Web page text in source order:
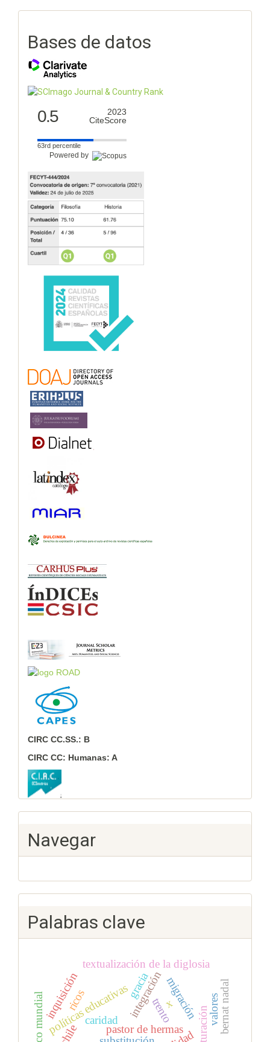
Bases de datos
0.5
2023
CiteScore
63rd percentile
Powered by
CIRC CC.SS.: B
CIRC CC: Humanas: A
Navegar
Palabras clave
x
políticas educativaspastor de hermas
integración
ricos
banco mundial migración
textualización de la diglosia
gracia
inquisición caridad
chile
valoresbernat nadal
trento